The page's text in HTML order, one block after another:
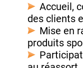
Accueil,
des clients
Mise en
produits